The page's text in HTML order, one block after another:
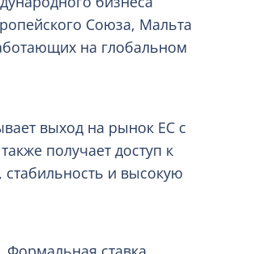
Союза, Мальта
на глобальном
выход на рынок ЕС с
получает доступ к
и высокую